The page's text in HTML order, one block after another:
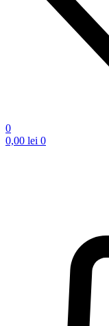
0
0,00 lei 0